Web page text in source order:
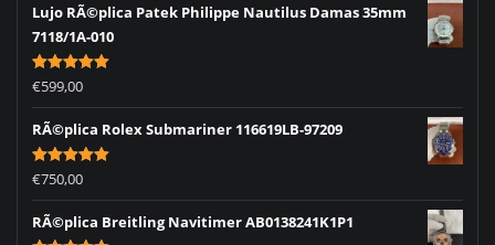
Lujo RÃ©plica Patek Philippe Nautilus Damas 35mm
7118/1A-010
Rated5.00
out of 5
€599,00
RÃ©plica Rolex Submariner 116619LB-97209
Rated5.00
out of 5
€750,00
RÃ©plica Breitling Navitimer AB0138241K1P1